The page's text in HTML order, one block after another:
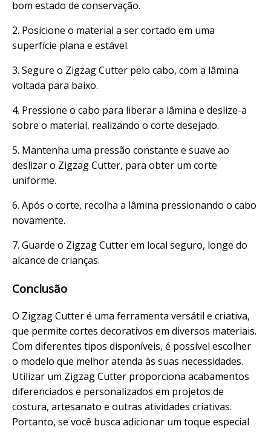
bom estado de conservação.
2. Posicione o material a ser cortado em uma
superfície plana e estável.
3. Segure o Zigzag Cutter pelo cabo, com a lâmina
voltada para baixo.
4. Pressione o cabo para liberar a lâmina e deslize-a
sobre o material, realizando o corte desejado.
5. Mantenha uma pressão constante e suave ao
deslizar o Zigzag Cutter, para obter um corte
uniforme.
6. Após o corte, recolha a lâmina pressionando o cabo
novamente.
7. Guarde o Zigzag Cutter em local seguro, longe do
alcance de crianças.
Conclusão
O Zigzag Cutter é uma ferramenta versátil e criativa,
que permite cortes decorativos em diversos materiais.
Com diferentes tipos disponíveis, é possível escolher
o modelo que melhor atenda às suas necessidades.
Utilizar um Zigzag Cutter proporciona acabamentos
diferenciados e personalizados em projetos de
costura, artesanato e outras atividades criativas.
Portanto, se você busca adicionar um toque especial